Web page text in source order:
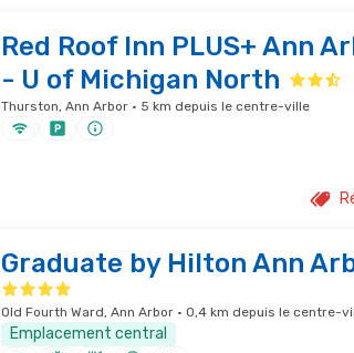
Red Roof Inn PLUS+ Ann
- U of Michigan North
Thurston, Ann Arbor · 5 km depuis le centre-ville
Graduate by Hilton Ann
Old Fourth Ward, Ann Arbor · 0,4 km depuis le centre-
Emplacement central